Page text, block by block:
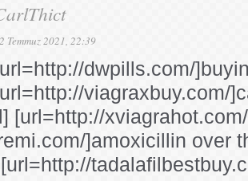
Temmuz 2021, 22:39
dwpills.com/
viagraxbuy.com/
[url=http://
]amoxicillin over